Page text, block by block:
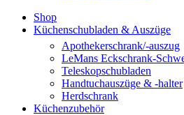
Shop
Küchenschubladen & Auszüge
Apothekerschrank/-auszug
LeMans Eckschrank-
Teleskopschubladen
Handtuchauszüge & -halter
Herdschrank
Küchenzubehör